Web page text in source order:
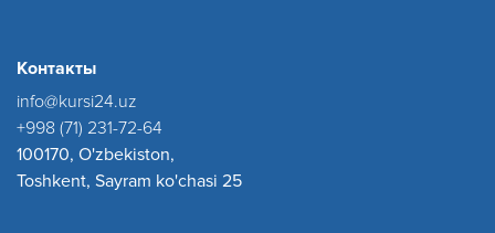
Контакты
info@kursi24.uz
+998 (71) 231-72-64
100170, O'zbekiston,
Toshkent, Sayram ko'chasi 25